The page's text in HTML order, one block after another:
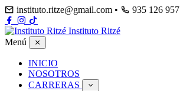
instituto.ritze@gmail.com • 935 126 957
Instituto Ritzé
Menú
INICIO
NOSOTROS
CARRERAS